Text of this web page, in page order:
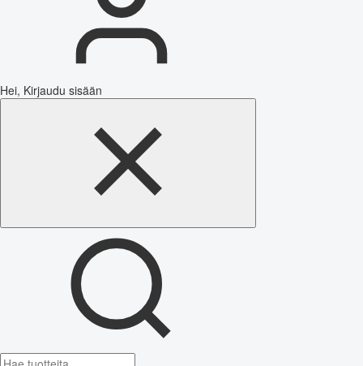
Hei, Kirjaudu sisään